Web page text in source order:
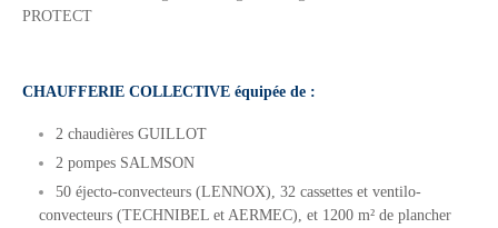
CHAUFFERIE COLLECTIVE équipée de :
2 chaudières GUILLOT
2 pompes SALMSON
50 éjecto-convecteurs (LENNOX), 32 cassettes et ventilo-
convecteurs (TECHNIBEL et AERMEC), et 1200 m² de plancher